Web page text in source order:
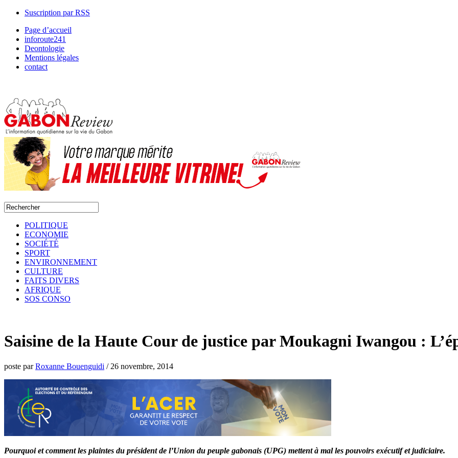
Suscription par RSS
Page d’accueil
inforoute241
Deontologie
Mentions légales
contact
POLITIQUE
ECONOMIE
SOCIÉTÉ
SPORT
ENVIRONNEMENT
CULTURE
FAITS DIVERS
AFRIQUE
SOS CONSO
Saisine de la Haute Cour de justice par Moukagni Iwangou :
poste parRoxanne Bouenguidi / 26 novembre, 2014
Pourquoi et comment les plaintes du président de l’Union du peuple gabonais (UPG) mettent à mal les pouvoirs exécutif et judiciaire.